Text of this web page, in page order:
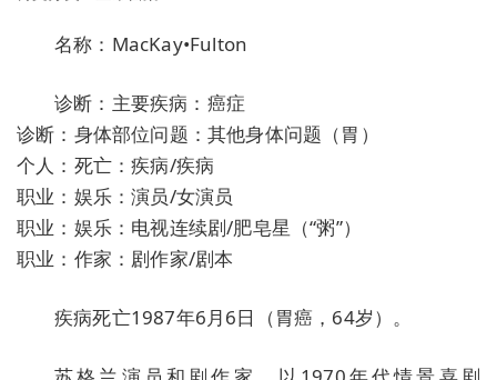
名称：MacKay•Fulton
诊断：主要疾病：癌症
诊断：身体部位问题：其他身体问题（胃）
个人：死亡：疾病/疾病
职业：娱乐：演员/女演员
职业：娱乐：电视连续剧/肥皂星（“粥”）
职业：作家：剧作家/剧本
疾病死亡1987年6月6日（胃癌，64岁）。